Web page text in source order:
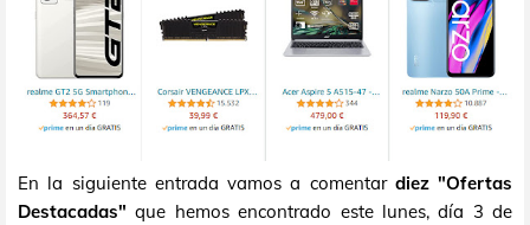
En la siguiente entrada vamos a comentar diez "Ofertas
Destacadas" que hemos encontrado este lunes, día 3 de